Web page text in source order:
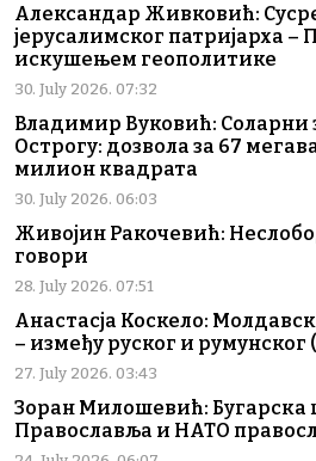
Александар Живковић:
јерусалимског патријарха
искушењем геополитике
30. July 2026. 07:32
Владимир Вуковић: Соларни
Острогу: дозвола за 67
милион квадрата
30. July 2026. 06:03
Живојин Ракочевић:
говори
28. July 2026. 07:51
Анастасја Коскело:
– између руског и румунског
27. July 2026. 03:43
Зоран Милошевић: Бугарска
Православља и НАТО